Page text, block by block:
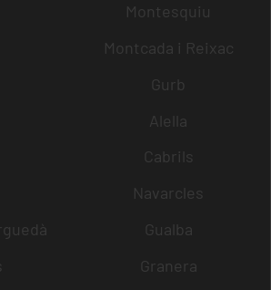
Montesquiu
Montcada i Reixac
Gurb
Alella
Cabrils
Navarcles
Gualba
Granera